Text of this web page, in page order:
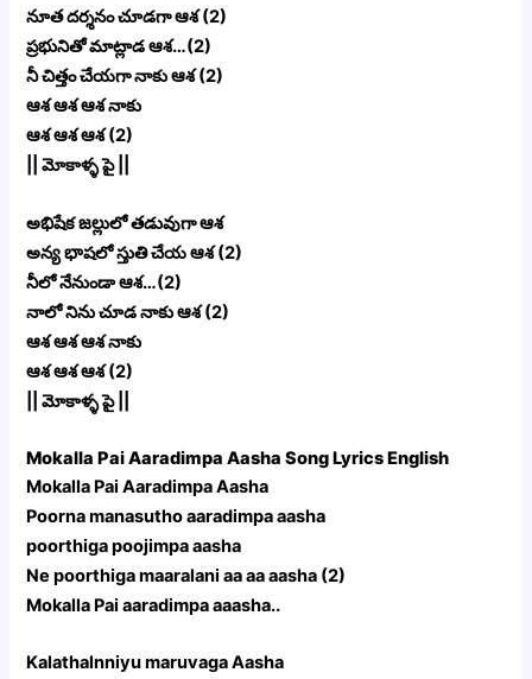
నూత దర్శనం చూడగా ఆశ (2)
ప్రభునితో మాట్లాడ ఆశ…(2)
నీ చిత్తం చేయగా నాకు ఆశ (2)
ఆశ ఆశ ఆశ నాకు
ఆశ ఆశ ఆశ (2)
|| మోకాళ్ళ పై ||
అభిషేక జల్లులో తడువుగా ఆశ
అన్య భాషలో స్తుతి చేయ ఆశ (2)
నీలో నేనుండా ఆశ…(2)
నాలో నిను చూడ నాకు ఆశ (2)
ఆశ ఆశ ఆశ నాకు
ఆశ ఆశ ఆశ (2)
|| మోకాళ్ళ పై ||
Mokalla Pai Aaradimpa Aasha Song Lyrics English
Mokalla Pai Aaradimpa Aasha
Poorna manasutho aaradimpa aasha
poorthiga poojimpa aasha
Ne poorthiga maaralani aa aa aasha (2)
Mokalla Pai aaradimpa aaasha..
Kalathalnniyu maruvaga Aasha